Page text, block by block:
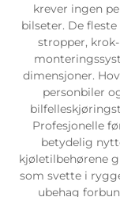
krever ingen
bilseter. De
stropper,
dimensjoner.
personbiler
Profesjonelle
betydelig
kjøletilbehørene
som svette i
ubehag